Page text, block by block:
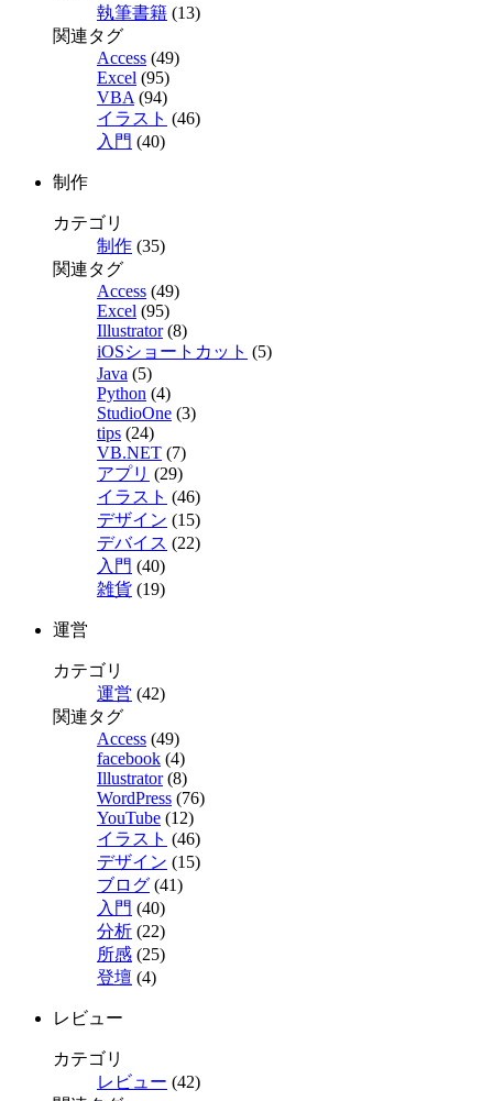
執筆書籍 (13)
関連タグ
Access (49)
Excel (95)
VBA (94)
イラスト (46)
入門 (40)
制作
カテゴリ
制作 (35)
関連タグ
Access (49)
Excel (95)
Illustrator(8)
iOSショートカット (5)
Java (5)
Python (4)
StudioOne (3)
tips (24)
VB.NET (7)
アプリ (29)
イラスト (46)
デザイン (15)
デバイス (22)
入門 (40)
雑貨 (19)
運営
カテゴリ
運営 (42)
関連タグ
Access (49)
facebook (4)
Illustrator(8)
WordPress (76)
YouTube (12)
イラスト (46)
デザイン (15)
ブログ (41)
入門 (40)
分析 (22)
所感 (25)
登壇 (4)
レビュー
カテゴリ
レビュー (42)